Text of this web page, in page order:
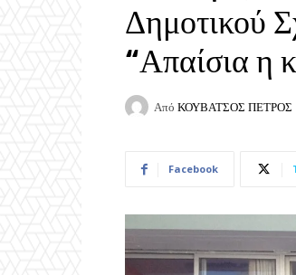
Δημοτικού
“Απαίσια η
Από ΚΟΥΒΑΤΣΟΣ ΠΕΤΡΟΣ
Facebook